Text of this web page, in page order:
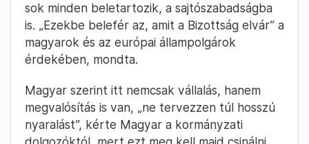
sok minden beletartozik, a sajtószabadságba
is. „Ezekbe belefér az, amit a Bizottság elvár” a
magyarok és az európai állampolgárok
érdekében, mondta.
Magyar szerint itt nemcsak vállalás, hanem
megvalósítás is van, „ne tervezzen túl hosszú
nyaralást”, kérte Magyar a kormányzati